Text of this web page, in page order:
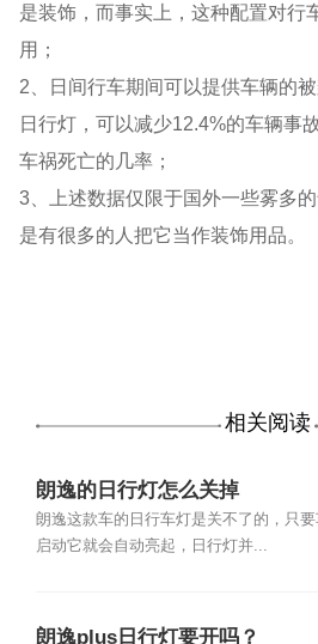
是装饰，而事实上，这种配置对行
用；
2、日间行车期间可以提供车辆的
日行灯，可以减少12.4%的车辆事
车祸死亡的几率；
3、上述数据仅限于国外一些雾多
是有很多的人把它当作装饰用品。
相关阅读
朗逸的日行灯怎么关掉
朗逸这款车的日行车灯是关不了的，只
启动它就会自动亮起，日行灯并...
朗逸plus日行灯要开吗？